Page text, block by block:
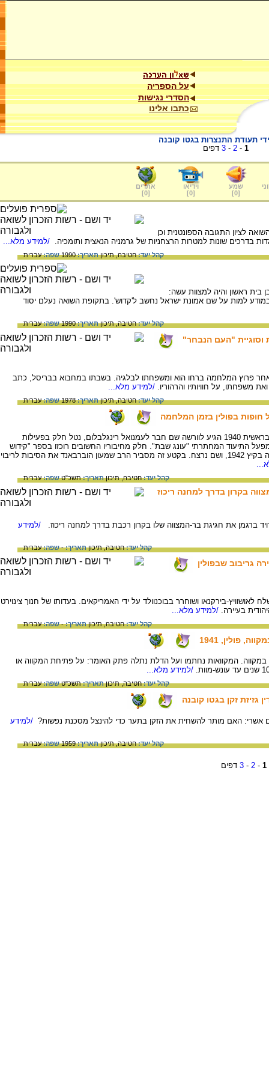
על הספריה
הסדרי נגישות
כתבו אלינו
תעודת התנצרות בגטו קובנה
1
-
2
-
3 דפים
שמע
[
0
]
וידיאו
[
0
]
אתרים
[
0
]
לציון התגובה הספונטנית וכן
בדרכים שונות למטרות הרצחניות של גרמניה הנאצית ותומכיה. /למידע מלא...
קהל יעד:חטיבה,תיכוןתאריך:1990 שפה:עברית
בית ראשון והיה למצוות עשה:
למות על שם אמונת ישראל נחשב ל'קדוש'. בתקופת השואה נעלם יסוד
קהל יעד:חטיבה,תיכוןתאריך:1990 שפה:עברית
וסוגיית "העם הנבחר"
פרוץ המלחמה ברחו הוא ומשפחתו לבלגיה. בשבתו במחבוא בבריסל, כתב
משפחתו, על חוויותיו והרהוריו. /למידע מלא...
קהל יעד:חטיבה,תיכוןתאריך:1978 שפה:עברית
חופות בפולין בזמן המלחמה
הרב שמעון הוברבאנד, נולד ב- 1909 בפולין. בראשית 1940 הגיע לוורשה שם חבר לעמנואל רינגלבלום, נטל חלק בפעילות
התיעוד המחתרתי "עונג שבת". חלק מחיבוריו החשובים רוכזו בספר "קידוש
השם". הרב שמעון הוברבנד נשלח לטרבלינקה בקיץ 1942, ושם נרצח. בקטע זה מסביר הרב שמעון הוברבאנד את הסיבות לריבוי
קהל יעד:חטיבה,תיכוןתאריך:תשכ"טשפה:עברית
בקרון בדרך למחנה ריכוז
/למידע
קהל יעד:חטיבה,תיכוןתאריך:-שפה:עברית
גריבוב שבפולין
בגריבו שבפולין. נשלח לאושוויץ-בירקנאו ושוחרר בבוכנוולד על ידי האמריקאים. בעדותו של חנוך צינוירט
בעיירה. /למידע מלא...
קהל יעד:חטיבה,תיכוןתאריך:-שפה:עברית
פולין, 1941
במקווה. המקוואות נחתמו ועל הדלת נתלה פתק האומר: על פתיחת המקווה או
/למידע מלא...
קהל יעד:חטיבה,תיכוןתאריך:תשכ"טשפה:עברית
זקן בגטו קובנה
האם מותר להשחית את הזקן בתער כדי להינצל מסכנת נפשות? /למידע
קהל יעד:חטיבה,תיכוןתאריך:1959 שפה:עברית
1
-
2
-
3 דפים